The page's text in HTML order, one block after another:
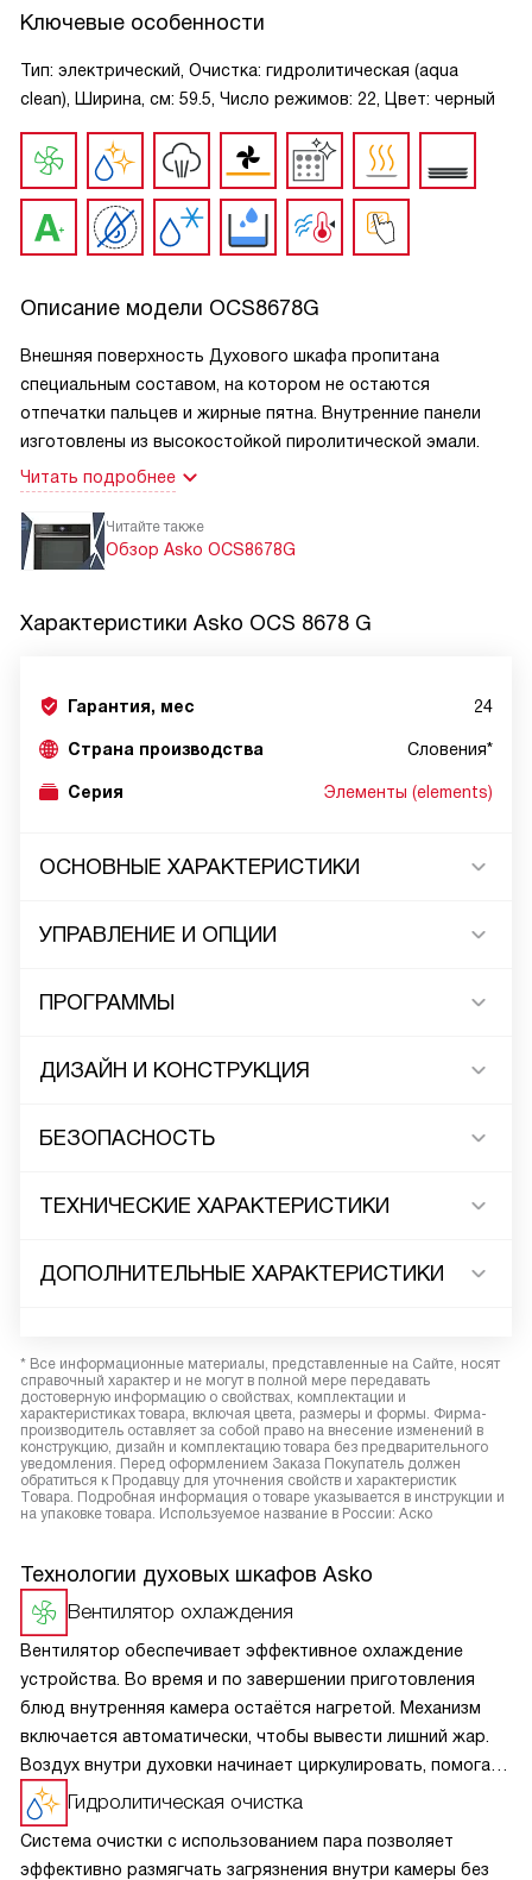
Ключевые особенности
Тип: электрический, Очистка: гидролитическая (aqua
clean), Ширина, см: 59.5, Число режимов: 22, Цвет: черный
Описание модели OCS8678G
Внешняя поверхность Духового шкафа пропитана
специальным составом, на котором не остаются
отпечатки пальцев и жирные пятна. Внутренние панели
изготовлены из высокостойкой пиролитической эмали.
Читать подробнее
Читайте также
Обзор Asko OCS8678G
Характеристики Asko OCS 8678 G
Гарантия, мес 24
Страна производства Словения*
Серия Элементы (elements)
ОСНОВНЫЕ ХАРАКТЕРИСТИКИ
УПРАВЛЕНИЕ И ОПЦИИ
ПРОГРАММЫ
ДИЗАЙН И КОНСТРУКЦИЯ
БЕЗОПАСНОСТЬ
ТЕХНИЧЕСКИЕ ХАРАКТЕРИСТИКИ
ДОПОЛНИТЕЛЬНЫЕ ХАРАКТЕРИСТИКИ
* Все информационные материалы, представленные на Сайте, носят
справочный характер и не могут в полной мере передавать
достоверную информацию о свойствах, комплектации и
характеристиках товара, включая цвета, размеры и формы. Фирма-
производитель оставляет за собой право на внесение изменений в
конструкцию, дизайн и комплектацию товара без предварительного
уведомления. Перед оформлением Заказа Покупатель должен
обратиться к Продавцу для уточнения свойств и характеристик
Товара. Подробная информация о товаре указывается в инструкции и
на упаковке товара. Используемое название в России: Аско
Технологии духовых шкафов Asko
Вентилятор охлаждения
Вентилятор обеспечивает эффективное охлаждение
устройства. Во время и по завершении приготовления
блюд внутренняя камера остаётся нагретой. Механизм
включается автоматически, чтобы вывести лишний жар.
Воздух внутри духовки начинает циркулировать, помогая
снизить температуру или предотвратить перегревание
системы. Прикасаться к дверце станет достаточно
безопасно, а мебель рядом не повредится.
Гидролитическая очистка
Система очистки с использованием пара позволяет
эффективно размягчать загрязнения внутри камеры без